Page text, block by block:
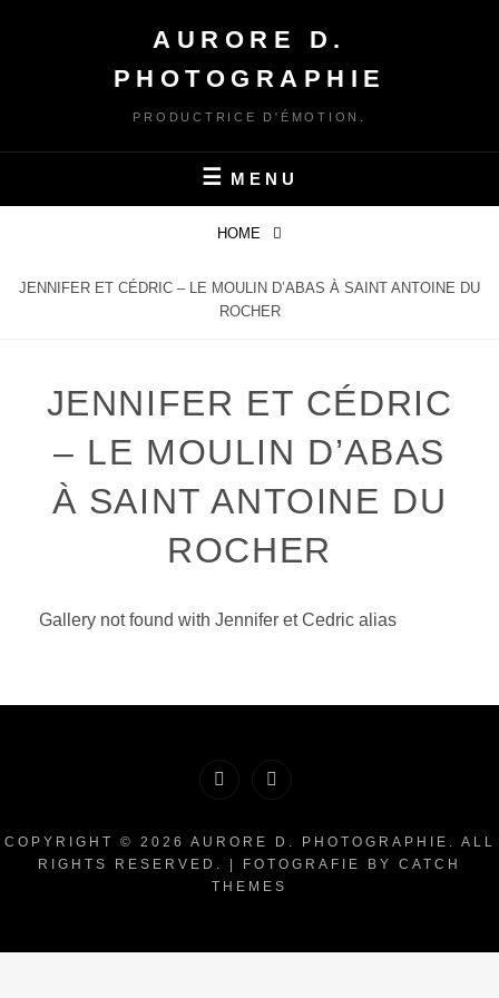
AURORE D.
PHOTOGRAPHIE
PRODUCTRICE D'ÉMOTION.
MENU
HOME
JENNIFER ET CÉDRIC – LE MOULIN D’ABAS À SAINT ANTOINE DU
ROCHER
JENNIFER ET CÉDRIC
– LE MOULIN D’ABAS
À SAINT ANTOINE DU
ROCHER
Gallery not found with Jennifer et Cedric alias
COPYRIGHT © 2026 AURORE D. PHOTOGRAPHIE . ALL
RIGHTS RESERVED. | FOTOGRAFIE BY CATCH
THEMES